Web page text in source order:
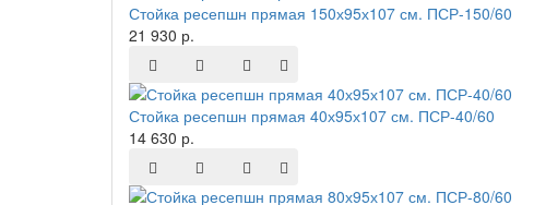
Стойка ресепшн прямая 150х95х107 см. ПСР-150/60
21 930 р.
Стойка ресепшн прямая 40х95х107 см. ПСР-40/60
14 630 р.